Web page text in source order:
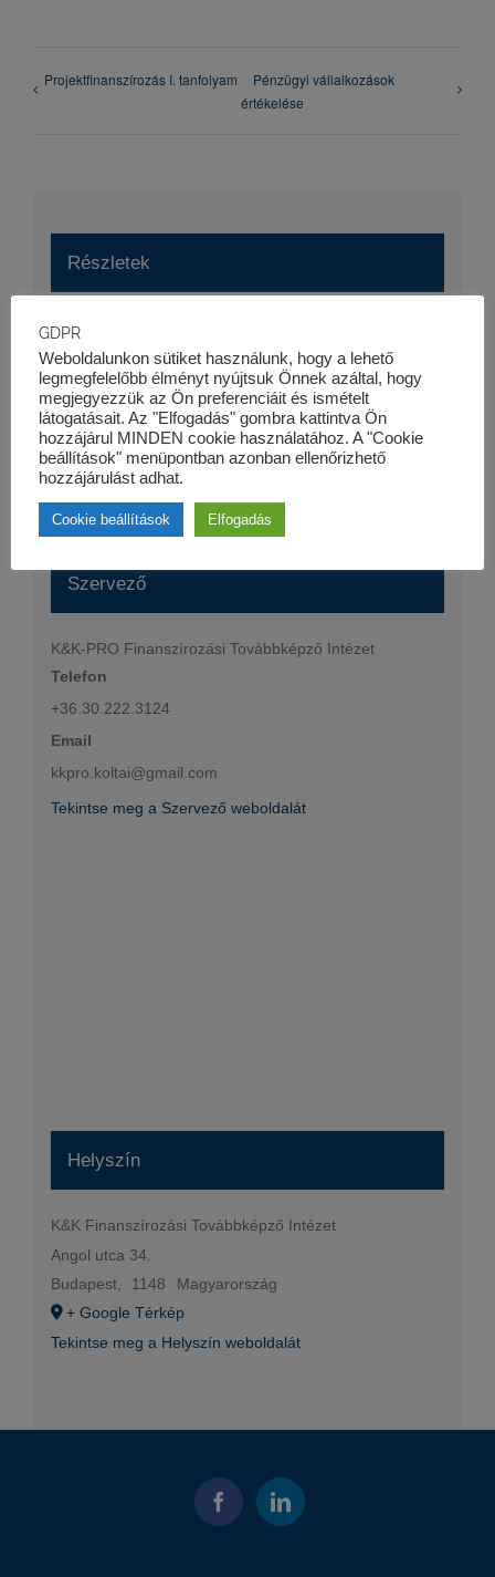
Projektfinanszírozás I. tanfolyam
Pénzügyi vállalkozások
értékelése
Részletek
Dátum:
2025-11-24
Esemény kategória:
Szaktanfolyamok
Honlap:
https://kk-pro.hu/oktatas/jogi-tanfolyam-2-napos/
Szervező
K&K-PRO Finanszírozási Továbbképző Intézet
Telefon
+36.30.222.3124
Email
kkpro.koltai@gmail.com
Tekintse meg a Szervező weboldalát
Helyszín
K&K Finanszírozási Továbbképző Intézet
Angol utca 34.
Budapest, 1148
Magyarország
+ Google Térkép
Tekintse meg a Helyszín weboldalát
GDPR
Weboldalunkon sütiket használunk, hogy a lehető
legmegfelelőbb élményt nyújtsuk Önnek azáltal, hogy
megjegyezzük az Ön preferenciáit és ismételt
látogatásait. Az "Elfogadás" gombra kattintva Ön
hozzájárul MINDEN cookie használatához. A "Cookie
beállítások" menüpontban azonban ellenőrizhető
hozzájárulást adhat.
Cookie beállítások Elfogadás